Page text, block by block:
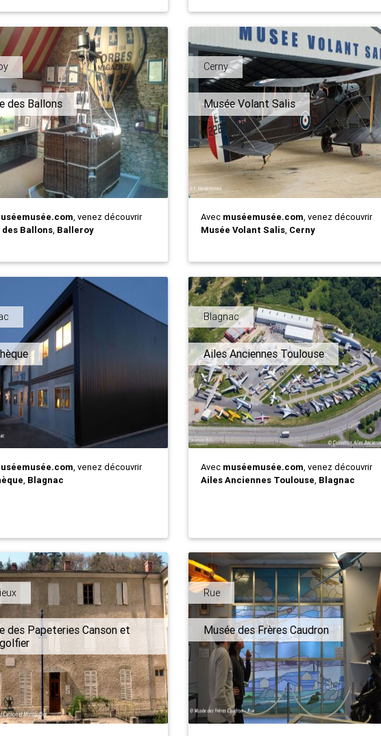
des Ballons
, venez découvrir
des Ballons, Balleroy
Cerny
Musée Volant Salis
Avec muséemusée.com, venez découvrir
Musée Volant Salis, Cerny
, venez découvrir
, Blagnac
Blagnac
Ailes Anciennes Toulouse
Avec muséemusée.com, venez découvrir
Ailes Anciennes Toulouse, Blagnac
des Papeteries Canson et
Rue
Musée des Frères Caudron